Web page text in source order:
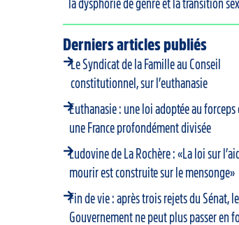
la dysphorie de genre et la transition
Derniers articles publiés
Le Syndicat de la Famille au Conseil
constitutionnel, sur l’euthanasie
Euthanasie : une loi adoptée au forceps
une France profondément divisée
Ludovine de La Rochère : «La loi sur
mourir est construite sur le mensonge»
Fin de vie : après trois rejets du Sénat, le
Gouvernement ne peut plus passer en